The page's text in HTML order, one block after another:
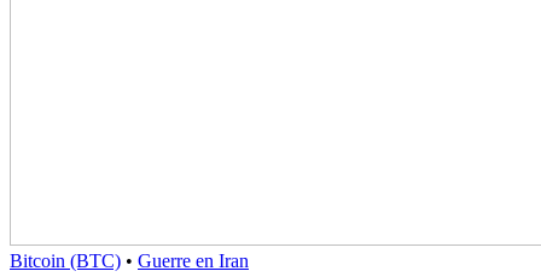
Bitcoin (BTC) • Guerre en Iran